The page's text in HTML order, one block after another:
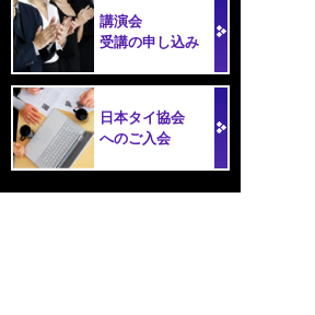
講演会
受講の申し込み
日本タイ協会
へのご入会